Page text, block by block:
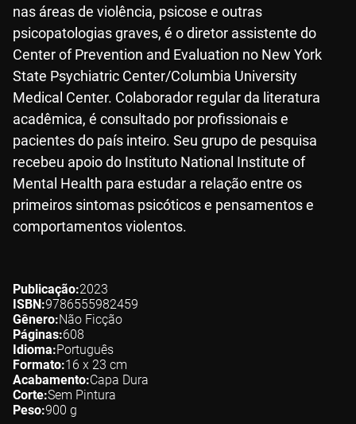
nas áreas de violência, psicose e outras
psicopatologias graves, é o diretor assistente do
Center of Prevention and Evaluation no New York
State Psychiatric Center/Columbia University
Medical Center. Colaborador regular da literatura
acadêmica, é consultado por profissionais e
pacientes do país inteiro. Seu grupo de pesquisa
recebeu apoio do Instituto National Institute of
Mental Health para estudar a relação entre os
primeiros sintomas psicóticos e pensamentos e
comportamentos violentos.
Publicação 2023
ISBN 9786555982459
Gênero Não Ficção
Páginas 608
Idioma Português
Formato 16 x 23 cm
Acabamento Capa Dura
Corte Sem Pintura
Peso 900 g